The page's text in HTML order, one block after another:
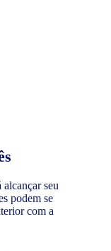
seu
podem se
com a